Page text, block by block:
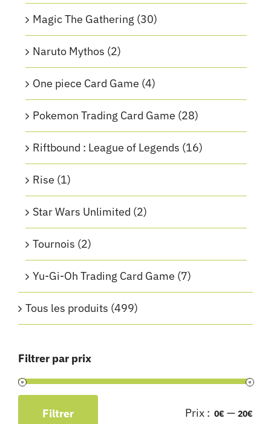
Magic The Gathering (30)
Naruto Mythos (2)
One piece Card Game (4)
Pokemon Trading Card Game (28)
Riftbound : League of Legends (16)
Rise (1)
Star Wars Unlimited (2)
Tournois (2)
Yu-Gi-Oh Trading Card Game (7)
Tous les produits (499)
Filtrer par prix
Filtrer Prix : 0€ — 20€